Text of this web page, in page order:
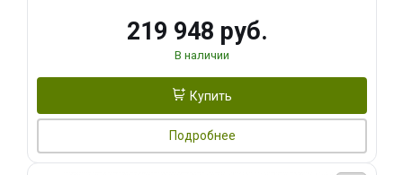
219 948 руб.
В наличии
Купить
Подробнее